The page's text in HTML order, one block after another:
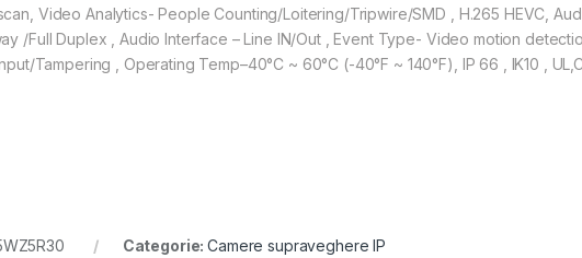
Video Analytics- People Counting/Loitering/Tripwire/SMD , H.265 HEVC,
/Full Duplex , Audio Interface – Line IN/Out , Event Type- Video motion
Tampering , Operating Temp–40°C ~ 60°C (-40°F ~ 140°F), IP 66 , IK10 ,
Categorie:Camere supraveghere IP